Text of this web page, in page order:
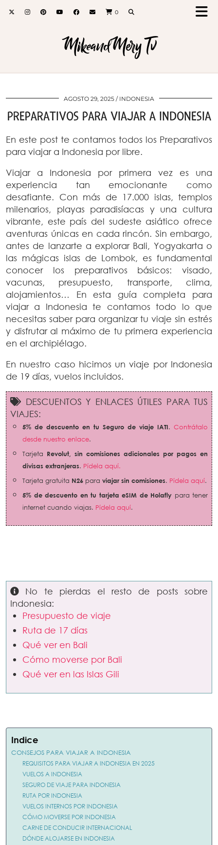
0
MikeandMery Tv
AGOSTO 29, 2025 INDONESIA
PREPARATIVOS PARA VIAJAR A INDONESIA
En este post te contamos todos los Preparativos
para viajar a Indonesia por libre.
Viajar a Indonesia por primera vez es una
experiencia tan emocionante como
desafiante. Con más de 17.000 islas, templos
milenarios, playas paradisíacas y una cultura
vibrante, este país del sudeste asiático ofrece
aventuras únicas en cada rincón. Sin embargo,
antes de lanzarte a explorar Bali, Yogyakarta o
las mágicas islas de Lombok, es fundamental
conocer los preparativos básicos: visado,
vacunas, presupuesto, transporte, clima,
alojamientos… En esta guía completa para
viajar a Indonesia te contamos todo lo que
necesitas saber para organizar tu viaje sin estrés
y disfrutar al máximo de tu primera experiencia
en el archipiélago.
En nuestro caso hicimos un viaje por Indonesia
de 19 días, vuelos incluidos.
DESCUENTOS Y ENLACES ÚTILES PARA TUS
VIAJES:
5% de descuento en tu Seguro de viaje IATI. Contrátalo
desde nuestro enlace.
Tarjeta Revolut
sin comisiones adicionales por pagos en
divisas extranjeras. Pídela aquí.
Tarjeta gratuita N26 para viajar sin comisiones. Pídela aquí.
5% de descuento en tu tarjeta eSIM de Holafly para tener
internet cuando viajas. Pídela aquí.
No te pierdas el resto de posts sobre
Indonesia:
Presupuesto de viaje
Ruta de 17 días
Qué ver en Bali
Cómo moverse por Bali
Qué ver en las Islas Gili
Indice
CONSEJOS PARA VIAJAR A INDONESIA
REQUISITOS PARA VIAJAR A INDONESIA EN 2025
VUELOS A INDONESIA
SEGURO DE VIAJE PARA INDONESIA
RUTA POR INDONESIA
VUELOS INTERNOS POR INDONESIA
CÓMO MOVERSE POR INDONESIA
CARNE DE CONDUCIR INTERNACIONAL
DÓNDE ALOJARSE EN INDONESIA